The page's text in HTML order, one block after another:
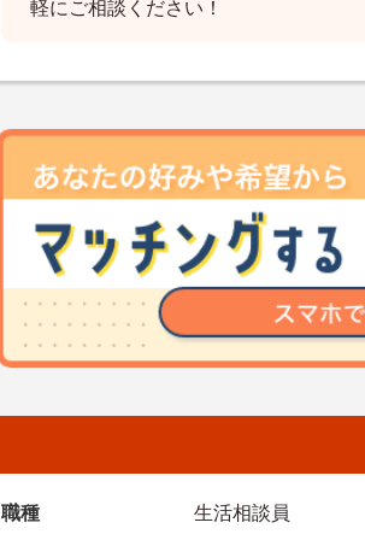
軽にご相談ください！
職種 生活相談員